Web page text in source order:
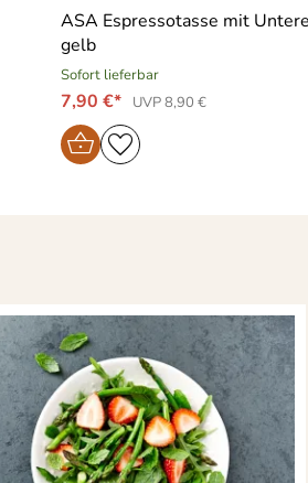
ASA Espressotasse mit
gelb
Sofort lieferbar
7,90 €* UVP 8,90 €